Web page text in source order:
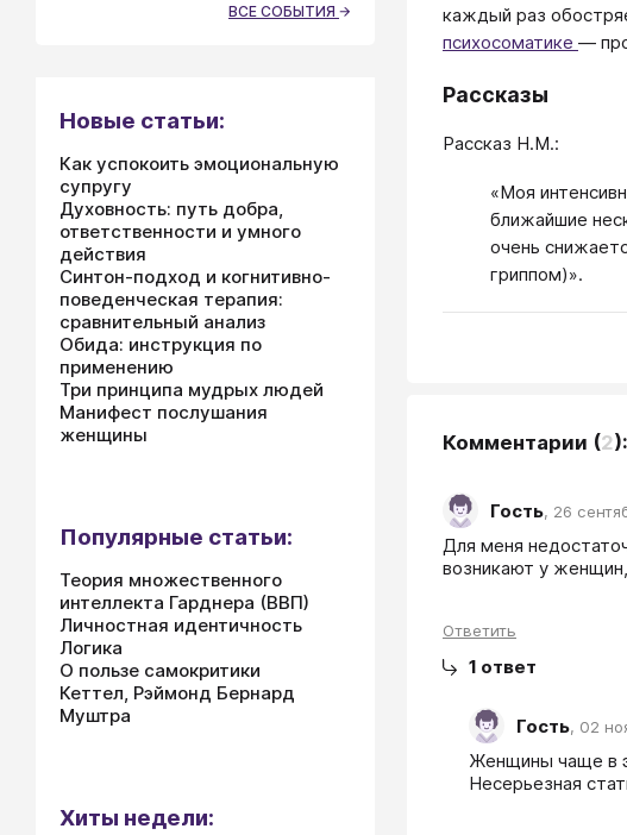
каждый раз
психосоматике —
Рассказы
Рассказ Н.М.:
«Моя
ближайшие
очень
гриппом)».
Комментарии (2):
Гость, 26
Для меня
возникают у
Ответить
1 ответ
Гость, 02
Женщины чаще в
Несерьезная
ВСЕ СОБЫТИЯ
Новые статьи:
Как успокоить эмоциональную
супругу
Духовность: путь добра,
ответственности и умного
действия
Синтон-подход и когнитивно-
поведенческая терапия:
сравнительный анализ
Обида: инструкция по
применению
Три принципа мудрых людей
Манифест послушания
женщины
Популярные статьи:
Теория множественного
интеллекта Гарднера (ВВП)
Личностная идентичность
Логика
О пользе самокритики
Кеттел, Рэймонд Бернард
Муштра
Хиты недели: